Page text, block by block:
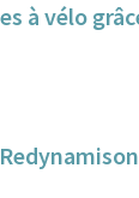
à vélo